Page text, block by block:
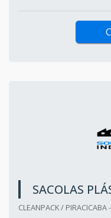
SACOLAS
CLEANPACK / PIRACICABA